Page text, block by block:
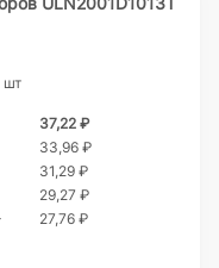
шт
37,22 ₽
33,96 ₽
31,29 ₽
29,27 ₽
27,76 ₽